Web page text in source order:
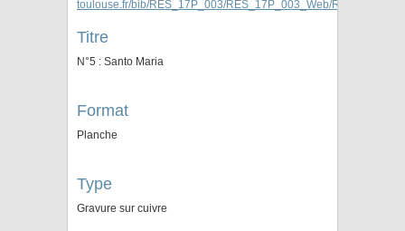
Titre
N°5 : Santo Maria
Format
Planche
Type
Gravure sur cuivre